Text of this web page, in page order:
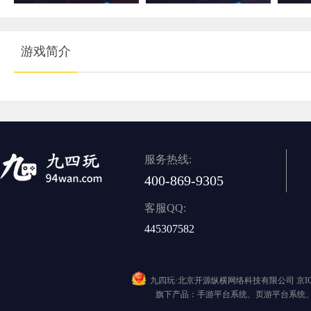
游戏简介
服务热线:
400-869-9305
客服QQ:
445307582
九四玩·北京开源纵横网络科技有限公司 京
旗下产品：手游平台系统、页游平台系统